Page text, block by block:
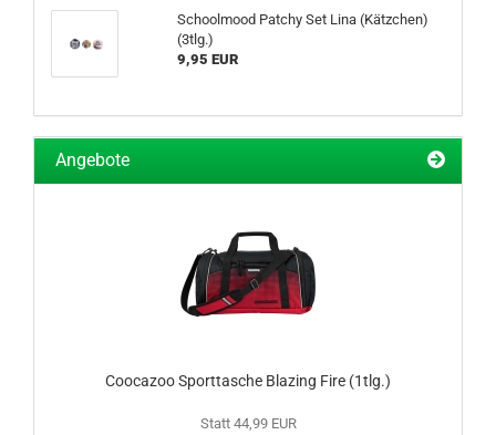
Schoolmood Patchy Set Lina (Kätzchen)
(3tlg.)
9,95 EUR
Angebote
Coocazoo Sporttasche Blazing Fire (1tlg.)
Statt 44,99 EUR